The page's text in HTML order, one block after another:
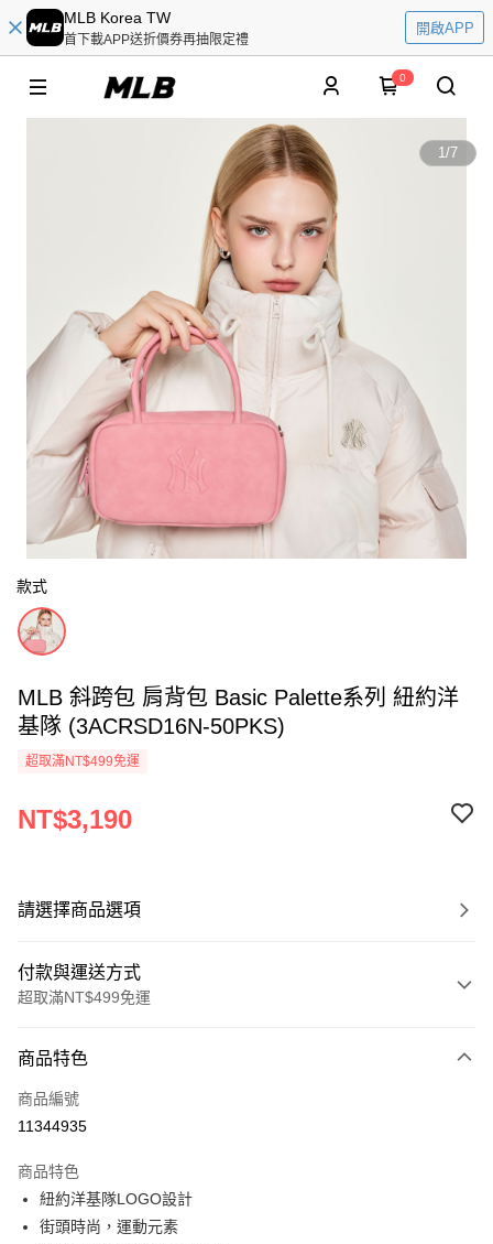
MLB Korea TW
首下載APP送折價券再抽限定禮
開啟APP
0
1/7
款式
MLB 斜跨包 肩背包 Basic Palette系列 紐約洋
基隊 (3ACRSD16N-50PKS)
超取滿NT$499免運
NT$3,190
請選擇商品選項
付款與運送方式
超取滿NT$499免運
信用卡一次付款
超商取貨付款
Apple Pay
街口支付
商品特色
商品編號
11344935
商品特色
紐約洋基隊LOGO設計
街頭時尚，運動元素